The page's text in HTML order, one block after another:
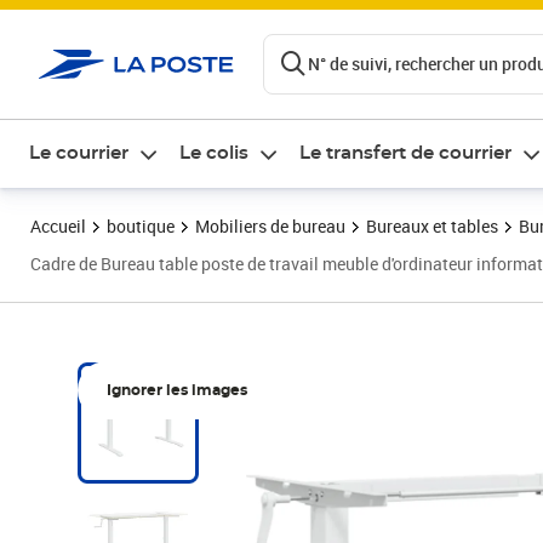
N° de suivi, rechercher un
Le courrier Le colis Le transfert de courrier
Accueil boutique Mobiliers de bureau Bureaux et tables
Cadre de Bureau table poste de travail meuble d'ordinateur
Ignorer les images